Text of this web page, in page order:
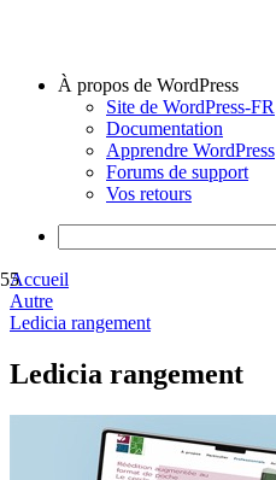
À propos de WordPress
Site de WordPress-FR
Documentation
Apprendre WordPress
Forums de support
Vos retours
Accueil
Autre
Ledicia rangement
Ledicia rangement